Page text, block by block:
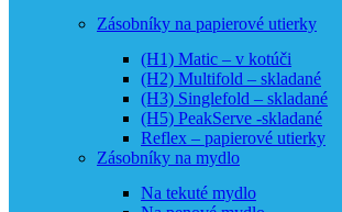
Zásobníky na papierové utierky
(H1) Matic – v kotúči
(H2) Multifold – skladané
(H3) Singlefold – skladané
(H5) PeakServe -skladané
Reflex – papierové utierky
Zásobníky na mydlo
Na tekuté mydlo